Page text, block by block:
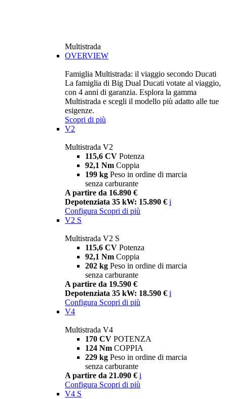
Multistrada
OVERVIEW
Famiglia Multistrada: il viaggio secondo Ducati
La famiglia di Big Dual Ducati votate al viaggio,
con 4 anni di garanzia. Esplora la gamma
Multistrada e scegli il modello più adatto alle tue
esigenze.
Scopri di più
V2
Multistrada V2
115,6 CV Potenza
92,1 Nm Coppia
199 kg Peso in ordine di marcia
senza carburante
A partire da 16.890 €
Depotenziata 35 kW: 15.890 € i
Configura Scopri di più
V2 S
Multistrada V2 S
115,6 CV Potenza
92,1 Nm Coppia
202 kg Peso in ordine di marcia
senza carburante
A partire da 19.590 €
Depotenziata 35 kW: 18.590 € i
Configura Scopri di più
V4
Multistrada V4
170 CV POTENZA
124 Nm COPPIA
229 kg Peso in ordine di marcia
senza carburante
A partire da 21.090 € i
Configura Scopri di più
V4 S